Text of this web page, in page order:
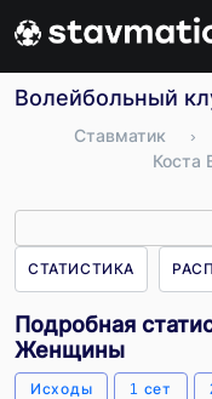
Волейбольный
Ставматик ›
Коста
СТАТИСТИКА
Подробная
Женщины
Исходы 1 сет